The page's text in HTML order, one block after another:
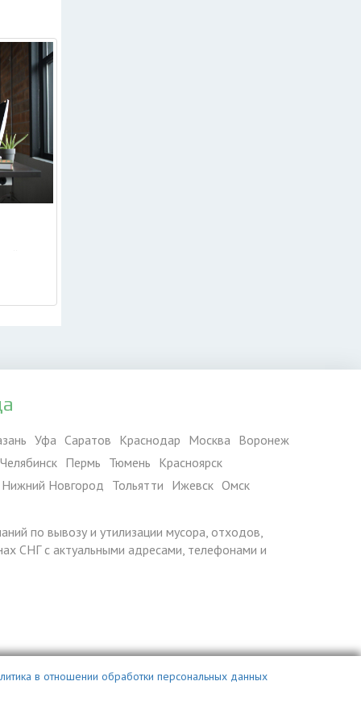
Уфа Саратов Краснодар Москва Воронеж
Челябинск Пермь Тюмень Красноярск
Нижний Новгород Тольятти Ижевск Омск
по вывозу и утилизации мусора, отходов,
СНГ с актуальными адресами, телефонами и
в отношении обработки персональных данных